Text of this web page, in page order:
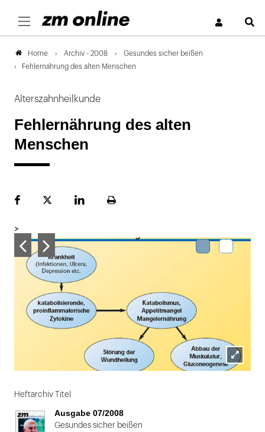
Home Archiv - 2008
Gesundes sicher beißen
Fehlernährung des alten Menschen
Alterszahnheilkunde
Fehlernährung des alten
Menschen
FacebookPlattformLinekdInSeite
>
Lightbox
1
von
Heftarchiv Titel
Ausgabe 07/2008
Gesundes sicher beißen